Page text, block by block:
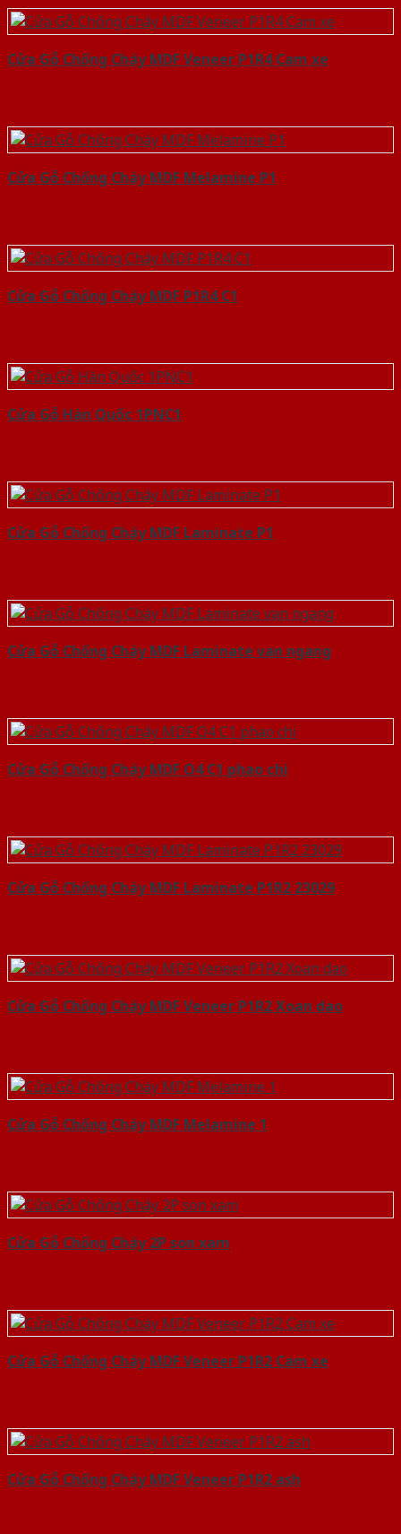
Cửa Gỗ Chống Cháy MDF Veneer P1R4 Cam xe
Cửa Gỗ Chống Cháy MDF Melamine P1
Cửa Gỗ Chống Cháy MDF P1R4 C1
Cửa Gỗ Hàn Quốc 1PNC1
Cửa Gỗ Chống Cháy MDF Laminate P1
Cửa Gỗ Chống Cháy MDF Laminate van ngang
Cửa Gỗ Chống Cháy MDF O4 C1 phao chi
Cửa Gỗ Chống Cháy MDF Laminate P1R2 23029
Cửa Gỗ Chống Cháy MDF Veneer P1R2 Xoan dao
Cửa Gỗ Chống Cháy MDF Melamine 1
Cửa Gỗ Chống Cháy 2P son xam
Cửa Gỗ Chống Cháy MDF Veneer P1R2 Cam xe
Cửa Gỗ Chống Cháy MDF Veneer P1R2 ash